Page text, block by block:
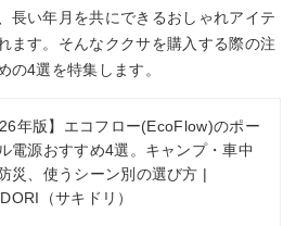
長い年月を共にできるおしゃれアイテ
ます。そんなククサを購入する際の注
の4選を特集します。
年版】エコフロー(EcoFlow)のポー
電源おすすめ4選。キャンプ・車中
災、使うシーン別の選び方 |
（サキドリ）